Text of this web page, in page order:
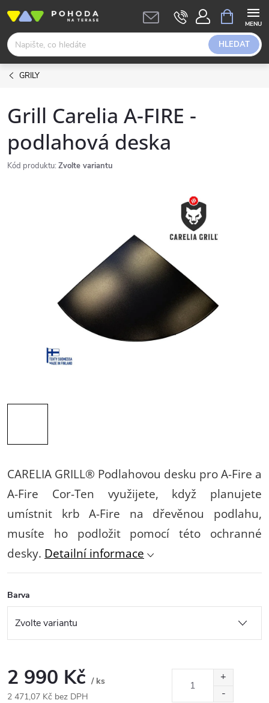
obsah
HLEDAT
NÁKUPNÍ
KOŠÍK
GRILY
Grill Carelia A-FIRE -
podlahová deska
Kód produktu: Zvolte variantu
CARELIA GRILL® Podlahovou desku pro A-Fire a
A-Fire Cor-Ten využijete, když planujete
umístnit krb A-Fire na dřevěnou podlahu,
musíte ho podložit pomocí této ochranné
desky. Detailní informace
Barva
2 990 Kč / ks
2 471,07 Kč bez DPH